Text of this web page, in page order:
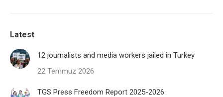
Latest
12 journalists and media workers jailed in Turkey
22 Temmuz 2026
TGS Press Freedom Report 2025-2026